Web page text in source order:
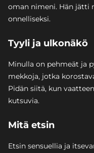
oman nimeni. Hän jätti
onnelliseksi.
Tyyli ja ulkonäkö
Minulla on pehmeät ja
mekkoja, jotka
Pidän siitä, kun
kutsuvia.
Mitä etsin
Etsin sensuellia ja